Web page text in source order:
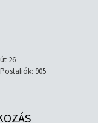
26
905